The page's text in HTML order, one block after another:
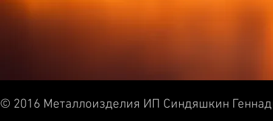
© 2016 Металлоизделия ИП Синдяшкин